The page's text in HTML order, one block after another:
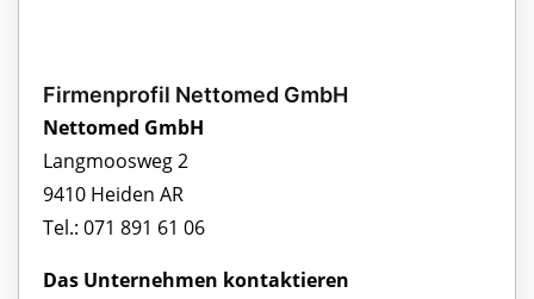
Firmenprofil Nettomed GmbH
Nettomed GmbH
Langmoosweg 2
9410 Heiden AR
Tel.: 071 891 61 06
Das Unternehmen kontaktieren